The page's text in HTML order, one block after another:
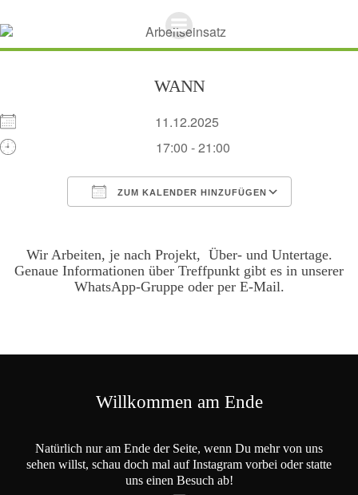
Zum
Inhalt
springen
WANN
11.12.2025
17:00 - 21:00
ZUM KALENDER HINZUFÜGEN
Wir Arbeiten, je nach Projekt, Über- und Untertage.
Genaue Informationen über Treffpunkt gibt es in unserer
WhatsApp-Gruppe oder per E-Mail.
Willkommen am Ende
Natürlich nur am Ende der Seite, wenn Du mehr von uns
sehen willst, schau doch mal auf Instagram vorbei oder statte
uns einen Besuch ab!